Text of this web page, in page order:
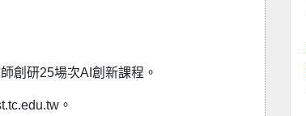
創研25場次AI創新課程。
。